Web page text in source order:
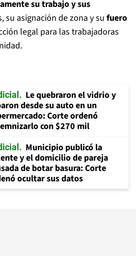
su trabajo y sus
su asignación de zona y su fuero
legal para las trabajadoras
Le quebraron el vidrio y
desde su auto en un
Corte ordenó
con $270 mil
Municipio publicó la
y el domicilio de pareja
de botar basura: Corte
ocultar sus datos